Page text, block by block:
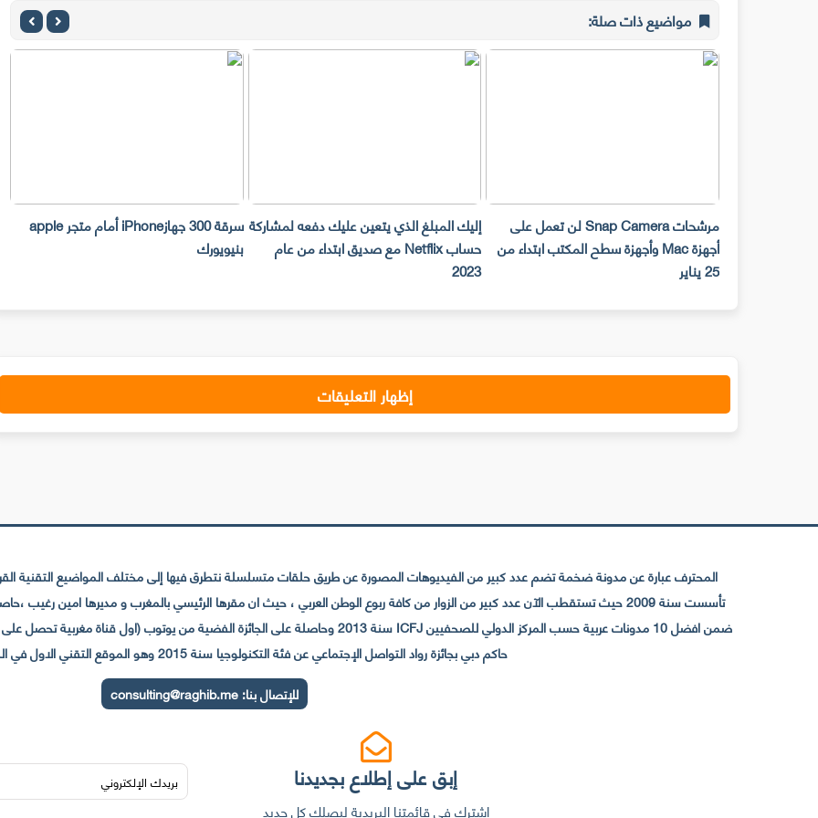
مواضيع ذات صلة:
مرشحات Snap Camera لن تعمل على
أجهزة Mac وأجهزة سطح المكتب ابتداء من
إليك المبلغ الذي يتعين عليك دفعه لمشاركة
حساب Netflix مع صديق ابتداء من عام
سرقة 300 جهازiPhone أمام متجر apple
بنيويورك
إظهار التعليقات
المحترف عبارة عن مدونة ضخمة تضم عدد كبير من الفيديوهات المصورة عن طريق حلقات متسلسلة نتطرق فيها إلى مختلف المواضيع التقنية
حاكم دبي بجائزة رواد التواصل الإجتماعي عن فئة التكنولوجيا سنة 2015 وهو الموقع التقني الاول في المغرب والعالم العربي
للإتصال بنا:consulting@raghib.me
إبق على إطلاع بجديدنا
إشترك في قائمتنا البريدية ليصلك كل جديد